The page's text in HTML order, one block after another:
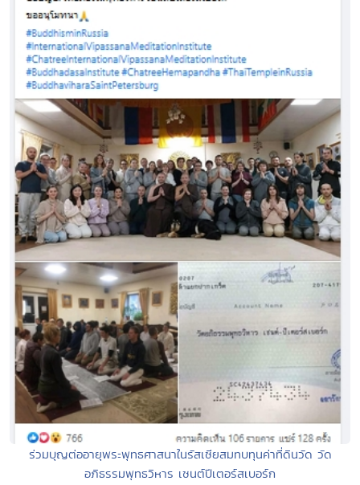
ร่วมบุญต่ออายุพระพุทธศาสนาในรัสเซียสมทบทุนค่าที่ดินวัด วัด
อภิธรรมพุทธวิหาร เซนต์ปีเตอร์สเบอร์ก